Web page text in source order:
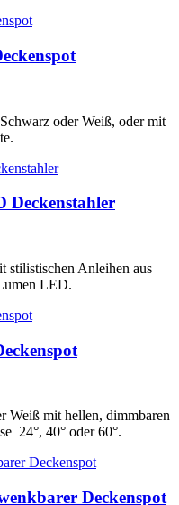
oder Weiß, oder mit
Deckenstahler
stilistischen Anleihen aus
LED.
Weiß mit hellen, dimmbaren
24°, 40° oder 60°.
Deckenspot